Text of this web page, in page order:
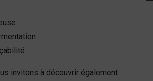
invitons à découvrir également